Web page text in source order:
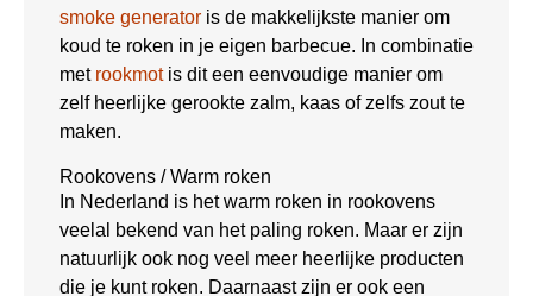
smoke generator is de makkelijkste manier om
koud te roken in je eigen barbecue. In combinatie
met rookmotis dit een eenvoudige manier om
zelf heerlijke gerookte zalm, kaas of zelfs zout te
maken.
Rookovens / Warm roken
In Nederland is het warm roken in rookovens
veelal bekend van het paling roken. Maar er zijn
natuurlijk ook nog veel meer heerlijke producten
die je kunt roken. Daarnaast zijn er ook een